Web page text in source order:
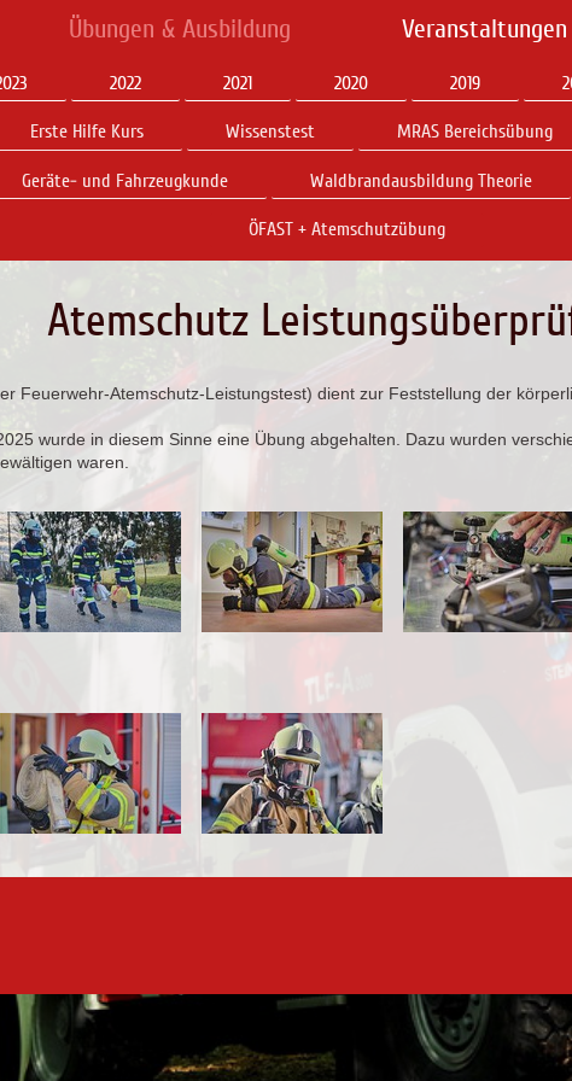
Übungen & Ausbildung Veranstaltungen
2022 2021 2020 2019
Erste Hilfe Kurs Wissenstest MRAS Bereichsübung
Geräte- und Fahrzeugkunde Waldbrandausbildung Theorie
ÖFAST + Atemschutzübung
Atemschutz
Feuerwehr-Atemschutz-Leistungstest) dient zur Feststellung der
wurde in diesem Sinne eine Übung abgehalten. Dazu wurden
waren.